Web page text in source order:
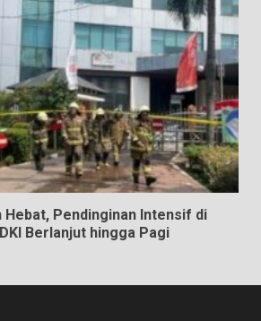
Hebat, Pendinginan Intensif di
Berlanjut hingga Pagi